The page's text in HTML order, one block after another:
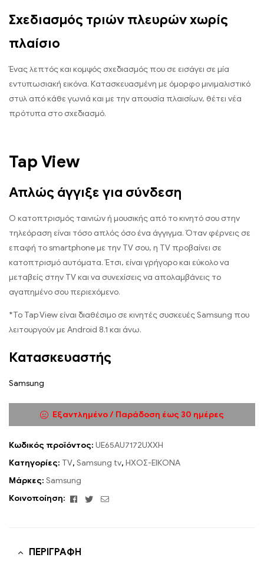
Σχεδιασμός τριών πλευρών χωρίς
πλαίσιο
Ένας λεπτός και κομψός σχεδιασμός που σε εισάγει σε μία
εντυπωσιακή εικόνα. Κατασκευασμένη με όμορφο μινιμαλιστικό
στυλ από κάθε γωνιά και με την απουσία πλαισίων, θέτει νέα
πρότυπα στο σχεδιασμό.
Tap View
Απλώς άγγιξε για σύνδεση
Ο κατοπτρισμός ταινιών ή μουσικής από το κινητό σου στην
τηλεόραση είναι τόσο απλός όσο ένα άγγιγμα. Όταν φέρνεις σε
επαφή το smartphone με την TV σου, η TV προβαίνει σε
κατοπτρισμό αυτόματα. Έτσι, είναι γρήγορο και εύκολο να
μεταβείς στην TV και να συνεχίσεις να απολαμβάνεις το
αγαπημένο σου περιεχόμενο.
*Το Tap View είναι διαθέσιμο σε κινητές συσκευές Samsung που
λειτουργούν με Android 8.1 και άνω.
Κατασκευαστής
Samsung
Εξαντλημένο / Παράδοση έως 30 ημέρες
Κωδικός προϊόντος: UE65AU7172UXXH
Κατηγορίες: TV, Samsung tv, ΗΧΟΣ-ΕΙΚΟΝΑ
Μάρκες: Samsung
Κοινοποίηση:
Facebook
TwitterEmail
ΠΕΡΙΓΡΑΦΉ